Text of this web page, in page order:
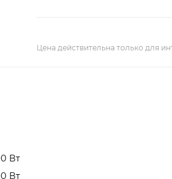
Цена действительна только для
Вт
Вт